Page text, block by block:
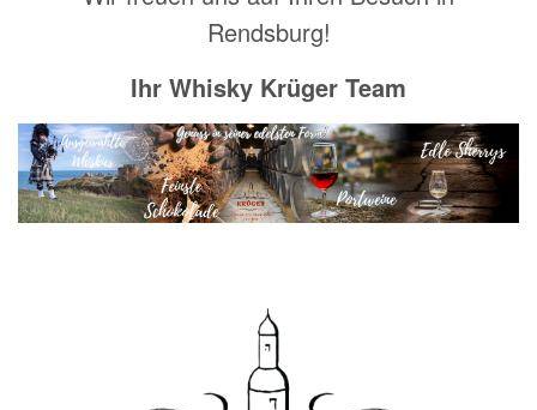
Rendsburg!
Ihr Whisky Krüger Team